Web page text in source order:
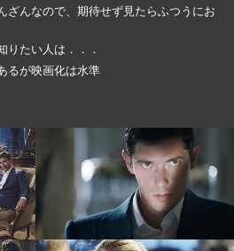
ざんなので、期待せず見たらふつうにお
りたい人は．．．
るが映画化は水準